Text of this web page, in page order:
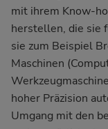
mit ihrem Know-
herstellen, die sie
sie zum Beispiel
Maschinen
hoher Präzision
Umgang mit den